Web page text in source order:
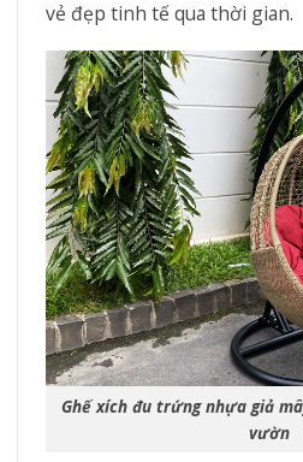
vẻ đẹp tinh tế qua thời gian.
Ghế xích đu trứng nhựa giả
vườn